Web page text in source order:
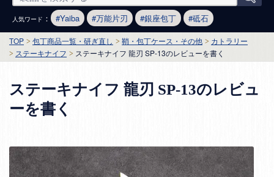
人気ワード ： Yaiba 万能片刃 銀座包丁 砥石
TOP 包丁商品一覧・研ぎ直し 鞘・包丁ケース・その他
カトラリー
ステーキナイフ
ステーキナイフ 龍刃 SP-13のレビューを書く
ステーキナイフ 龍刃 SP-13のレビュ
ーを書く